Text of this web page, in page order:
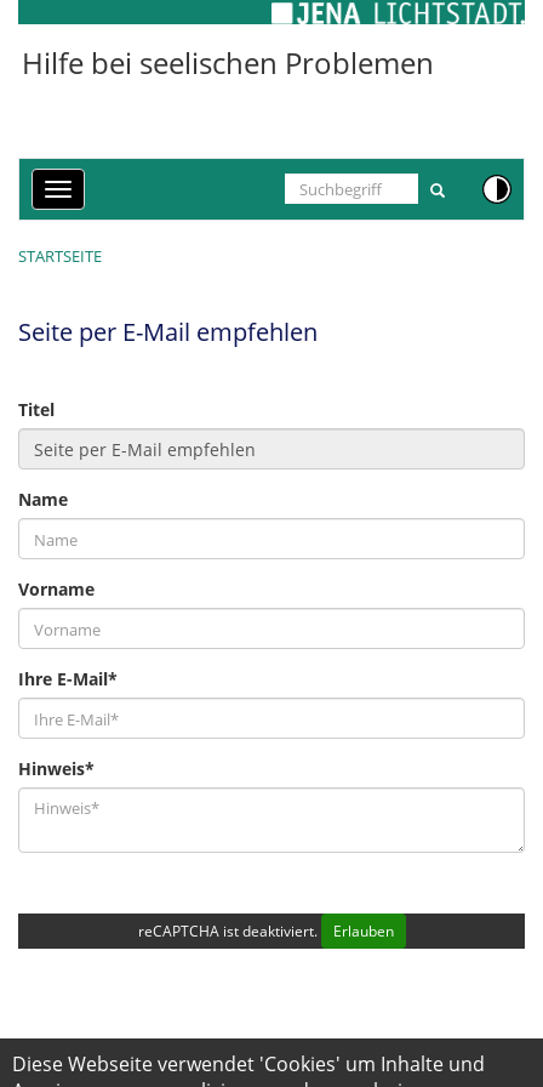
Hilfe bei seelischen Problemen
Toggle
navigation
STARTSEITE
Seite per E-Mail empfehlen
Titel
Name
Vorname
Ihre E-Mail*
Hinweis*
reCAPTCHA ist deaktiviert. Erlauben
Diese Webseite verwendet 'Cookies' um Inhalte und